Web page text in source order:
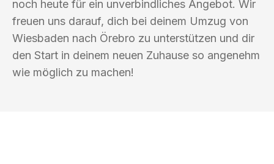
noch heute für ein unverbindliches Angebot. Wir
freuen uns darauf, dich bei deinem Umzug von
Wiesbaden nach Örebro zu unterstützen und dir
den Start in deinem neuen Zuhause so angenehm
wie möglich zu machen!